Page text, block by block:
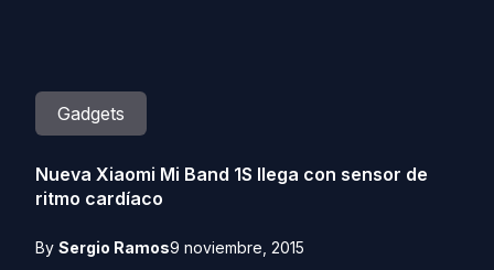
Gadgets
Nueva Xiaomi Mi Band 1S llega con sensor de
ritmo cardíaco
By Sergio Ramos9 noviembre, 2015